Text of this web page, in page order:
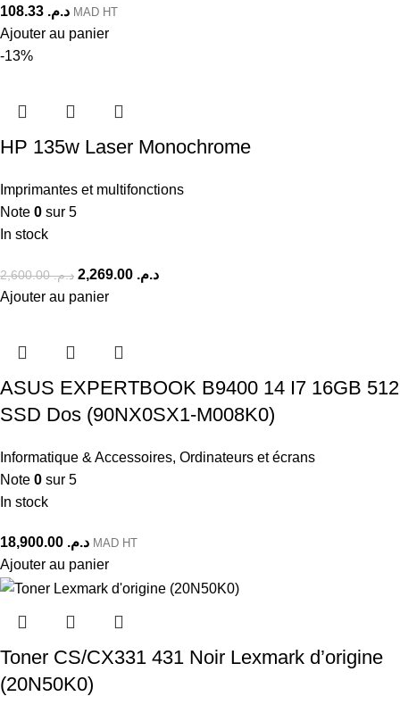
د.م. MAD HT
Ajouter au panier
-13%
HP 135w Laser Monochrome
Imprimantes et multifonctions
Note 0 sur 5
In stock
د.م.2,600.00 د.م.
Ajouter au panier
ASUS EXPERTBOOK B9400 14 I7 16GB 512
SSD Dos (90NX0SX1-M008K0)
Informatique & Accessoires, Ordinateurs et écrans
Note 0 sur 5
In stock
د.م. MAD HT
Ajouter au panier
Toner CS/CX331 431 Noir Lexmark d’origine
(20N50K0)